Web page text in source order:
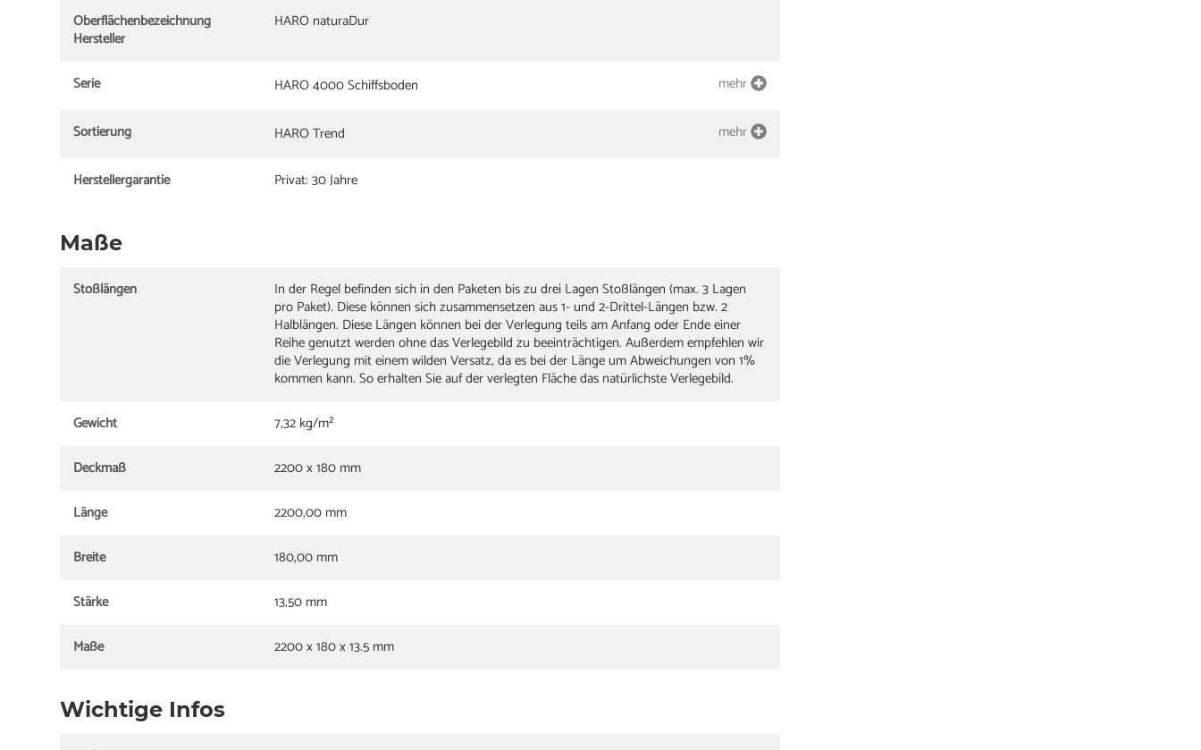
Oberflächenbezeichnung
Hersteller
HARO naturaDur
Serie HARO 4000 Schiffsboden mehr
Sortierung HARO Trend mehr
Herstellergarantie Privat: 30 Jahre
Maße
Stoßlängen
In der Regel befinden sich in den Paketen bis zu drei Lagen Stoßlängen (max. 3 Lagen
pro Paket). Diese können sich zusammensetzen aus 1- und 2-Drittel-Längen bzw. 2
Halblängen. Diese Längen können bei der Verlegung teils am Anfang oder Ende einer
Reihe genutzt werden ohne das Verlegebild zu beeinträchtigen. Außerdem empfehlen wir
die Verlegung mit einem wilden Versatz, da es bei der Länge um Abweichungen von 1%
kommen kann. So erhalten Sie auf der verlegten Fläche das natürlichste Verlegebild.
Gewicht
7,32 kg/m²
Deckmaß
2200 x 180 mm
Länge
2200,00 mm
Breite
180,00 mm
Stärke
13,50 mm
Maße
2200 x 180 x 13.5 mm
Wichtige Infos